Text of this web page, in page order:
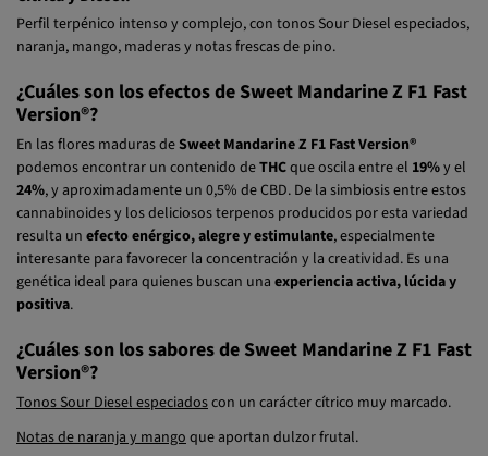
naranja, mango, maderas y notas frescas de pino.
Version®?
En las flores maduras de
podemos encontrar un contenido deTHCque oscila entre el19%
24%, y aproximadamente un 0,5% de CBD. De la simbiosis entre estos
cannabinoides y los deliciosos terpenos producidos por esta variedad
resulta unefecto enérgico, alegre y estimulante, especialmente
interesante para favorecer la concentración y la creatividad. Es una
genética ideal para quienes buscan unaexperiencia activa, lúcida y
positiva
Version®?
Tonos Sour Diesel especiados
Notas de naranja y mangoque aportan dulzor frutal.
Fondo amaderadocon pinceladas frescas de pino y hierba recién